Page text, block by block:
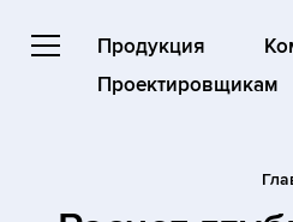
Продукция
Проектировщикам